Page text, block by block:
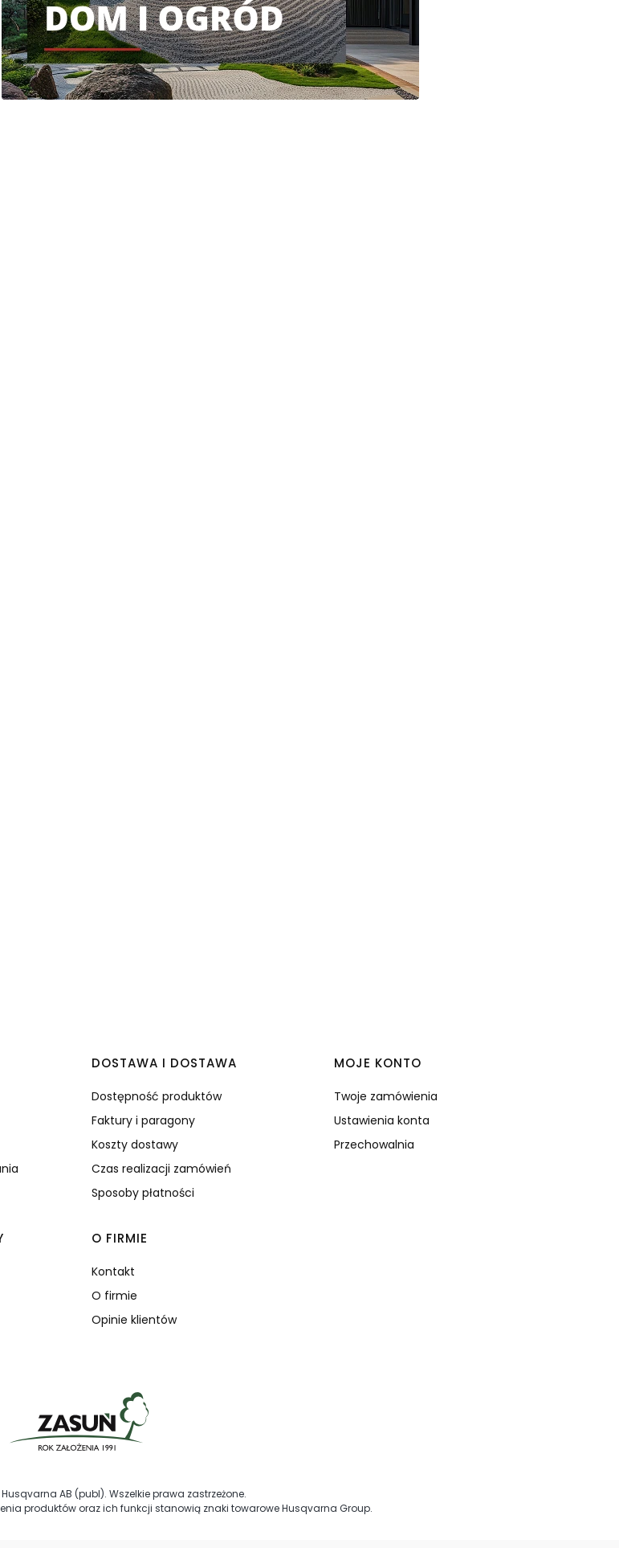
DOSTAWA I DOSTAWA
Dostępność produktów
Faktury i paragony
Koszty dostawy
Czas realizacji zamówień
Sposoby płatności
MOJE KONTO
Twoje zamówienia
Ustawienia konta
Przechowalnia
O FIRMIE
Kontakt
O firmie
Opinie klientów
AB (publ). Wszelkie prawa zastrzeżone.
produktów oraz ich funkcji stanowią znaki towarowe Husqvarna Group.